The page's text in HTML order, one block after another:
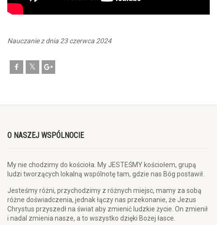
Nauczanie z dnia 23 czerwca 2024
O NASZEJ WSPÓLNOCIE
My nie chodzimy do kościoła. My JESTEŚMY kościołem, grupą
ludzi tworzących lokalną wspólnotę tam, gdzie nas Bóg postawił.
Jesteśmy różni, przychodzimy z różnych miejsc, mamy za sobą
różne doświadczenia, jednak łączy nas przekonanie, że Jezus
Chrystus przyszedł na świat aby zmienić ludzkie życie. On zmienił
i nadal zmienia nasze, a to wszystko dzięki Bożej łasce.